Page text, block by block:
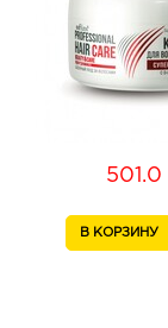
501.0